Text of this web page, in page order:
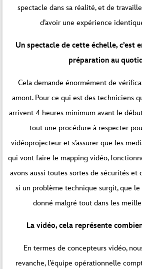
spectacle dans sa réalité, et de
d’avoir une expérience
Un spectacle de cette échelle, c’est
préparation au
Cela demande énormément de
amont. Pour ce qui est des techniciens
arrivent 4 heures minimum avant le
tout une procédure à respecter
vidéoprojecteur et s’assurer que les
qui vont faire le mapping vidéo,
avons aussi toutes sortes de sécurités et
si un problème technique surgit, que
donné malgré tout dans les
La vidéo, cela représente
En termes de concepteurs vidéo,
revanche, l’équipe opérationnelle